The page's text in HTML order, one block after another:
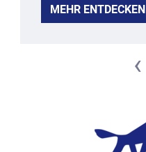
MEHR ENTDECKEN
‹